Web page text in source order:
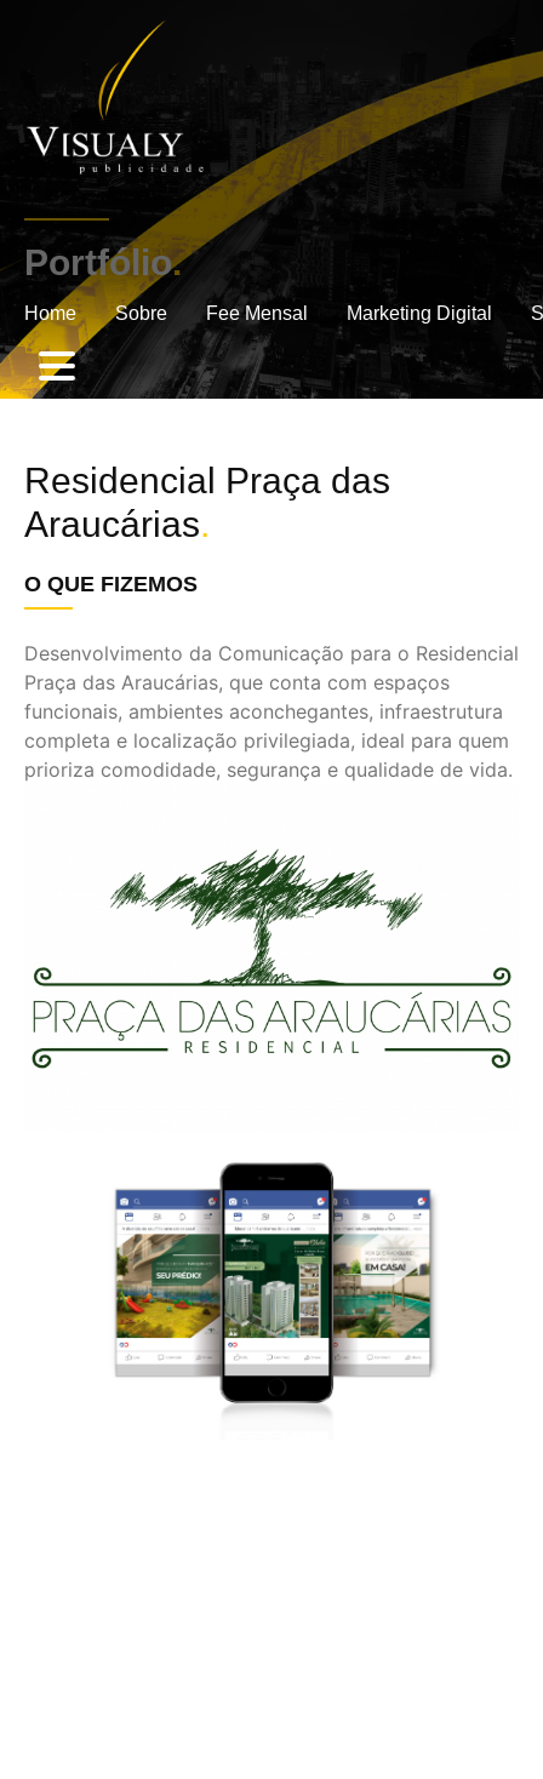
Home Sobre Fee Mensal Marketing Digital
Portfólio.
Residencial Praça das
Araucárias.
O QUE FIZEMOS
Desenvolvimento da Comunicação para o Residencial
Praça das Araucárias, que conta com espaços
funcionais, ambientes aconchegantes, infraestrutura
completa e localização privilegiada, ideal para quem
prioriza comodidade, segurança e qualidade de vida.